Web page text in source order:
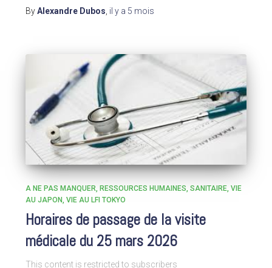
ByAlexandre Dubos, il y a 5 mois
A NE PAS MANQUER RESSOURCES HUMAINES SANITAIRE VIE
AU JAPON VIE AU LFI TOKYO
Horaires de passage de la visite
médicale du 25 mars 2026
This content is restricted to subscribers